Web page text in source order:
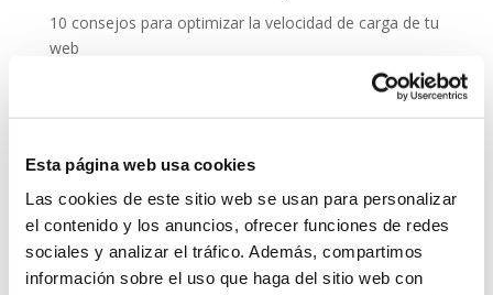
Esta página web usa cookies
Las cookies de este sitio web se usan para personalizar
el contenido y los anuncios, ofrecer funciones de redes
sociales y analizar el tráfico. Además, compartimos
información sobre el uso que haga del sitio web con
10 consejos para optimizar la velocidad de carga de tu
web
adicional de seguridad
Vacaciones y ciberseguridad: cómo proteger tus
dispositivos cuando desconectas
Phishing y ataques de ingeniería social: cómo
protegerse